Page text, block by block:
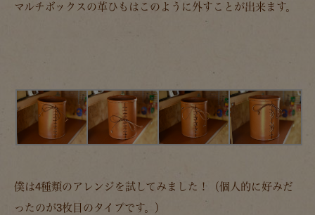
マルチボックスの革ひもはこのように外すことが出来ます。
僕は4種類のアレンジを試してみました！（個人的に好みだ
ったのが3枚目のタイプです。）